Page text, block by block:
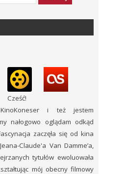
Cześć!
i też jestem
nałogowo oglądam odkąd
zaczęła się od kina
Claude'a Van Damme’a,
tytułów ewoluowała
mój obecny filmowy